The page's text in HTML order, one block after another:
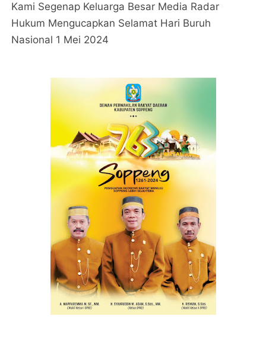
Kami Segenap Keluarga Besar Media Radar
Hukum Mengucapkan Selamat Hari Buruh
Nasional 1 Mei 2024